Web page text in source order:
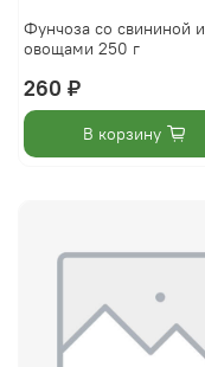
Фунчоза со свининой и
овощами 250 г
260 ₽
В корзину